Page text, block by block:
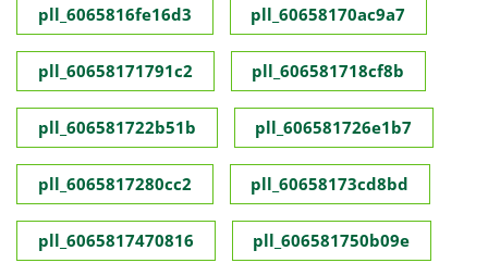
pll_6065816fe16d3 pll_60658170ac9a7
pll_60658171791c2 pll_606581718cf8b
pll_606581722b51b pll_606581726e1b7
pll_6065817280cc2 pll_60658173cd8bd
pll_6065817470816 pll_606581750b09e